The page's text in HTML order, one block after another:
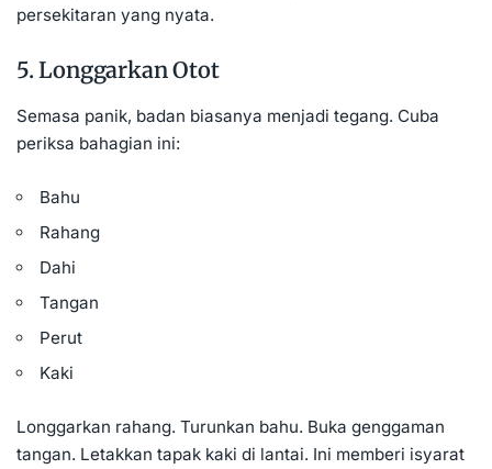
persekitaran yang nyata.
5. Longgarkan Otot
Semasa panik, badan biasanya menjadi tegang. Cuba
periksa bahagian ini:
Bahu
Rahang
Dahi
Tangan
Perut
Kaki
Longgarkan rahang. Turunkan bahu. Buka genggaman
tangan. Letakkan tapak kaki di lantai. Ini memberi isyarat